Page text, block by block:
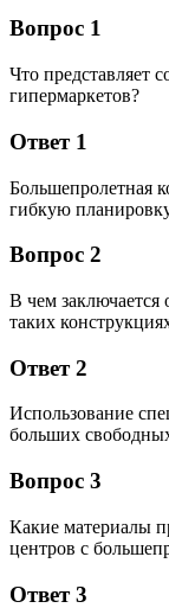
Вопрос 1
Что представляет
гипермаркетов?
Ответ 1
Большепролетная
гибкую
Вопрос 2
В чем заключается
таких
Ответ 2
Использование
больших
Вопрос 3
Какие материалы
центров с
Ответ 3